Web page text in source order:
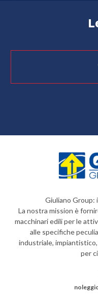
Giuliano Group:
La nostra mission è
macchinari edili per le
alle specifiche
industriale,
per